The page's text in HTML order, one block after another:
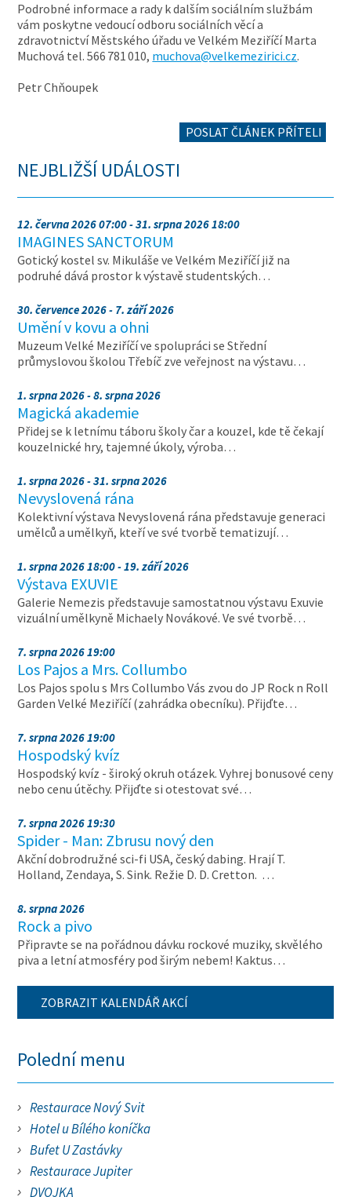
Podrobné informace a rady k dalším sociálním službám
vám poskytne vedoucí odboru sociálních věcí a
zdravotnictví Městského úřadu ve Velkém Meziříčí Marta
Muchová tel. 566 781 010, muchova@velkemezirici.cz.
Petr Chňoupek
POSLAT ČLÁNEK PŘÍTELI
NEJBLIŽŠÍ UDÁLOSTI
12. června 2026 07:00 - 31. srpna 2026 18:00
IMAGINES SANCTORUM
Gotický kostel sv. Mikuláše ve Velkém Meziříčí již na
podruhé dává prostor k výstavě studentských…
30. července 2026 - 7. září 2026
Umění v kovu a ohni
Muzeum Velké Meziříčí ve spolupráci se Střední
průmyslovou školou Třebíč zve veřejnost na výstavu…
1. srpna 2026 - 8. srpna 2026
Magická akademie
Přidej se k letnímu táboru školy čar a kouzel, kde tě čekají
kouzelnické hry, tajemné úkoly, výroba…
1. srpna 2026 - 31. srpna 2026
Nevyslovená rána
Kolektivní výstava Nevyslovená rána představuje generaci
umělců a umělkyň, kteří ve své tvorbě tematizují…
1. srpna 2026 18:00 - 19. září 2026
Výstava EXUVIE
Galerie Nemezis představuje samostatnou výstavu Exuvie
vizuální umělkyně Michaely Novákové. Ve své tvorbě…
7. srpna 2026 19:00
Los Pajos a Mrs. Collumbo
Los Pajos spolu s Mrs Collumbo Vás zvou do JP Rock n Roll
Garden Velké Meziříčí (zahrádka obecníku). Přijďte…
7. srpna 2026 19:00
Hospodský kvíz
Hospodský kvíz - široký okruh otázek. Vyhrej bonusové ceny
nebo cenu útěchy. Přijďte si otestovat své…
7. srpna 2026 19:30
Spider - Man: Zbrusu nový den
Akční dobrodružné sci-fi USA, český dabing. Hrají T.
Holland, Zendaya, S. Sink. Režie D. D. Cretton. …
8. srpna 2026
Rock a pivo
Připravte se na pořádnou dávku rockové muziky, skvělého
piva a letní atmosféry pod širým nebem! Kaktus…
ZOBRAZIT KALENDÁŘ AKCÍ
Polední menu
Restaurace Nový Svit
Hotel u Bílého koníčka
Bufet U Zastávky
Restaurace Jupiter
DVOJKA